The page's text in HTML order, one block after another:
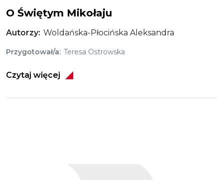
O Świętym Mikołaju
Autorzy Woldańska-Płocińska Aleksandra
Przygotował/a Teresa Ostrowska
Czytaj więcej